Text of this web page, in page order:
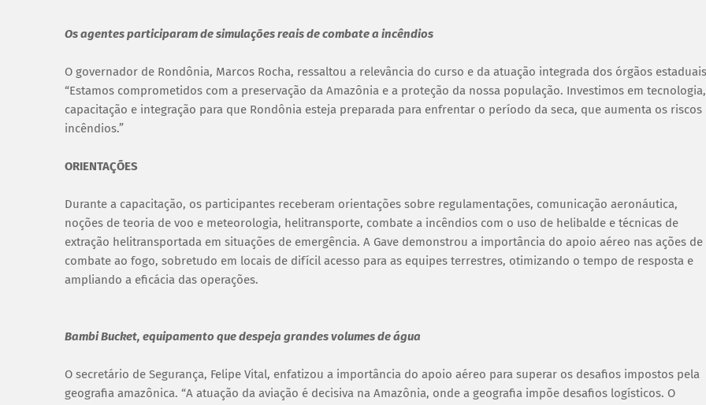
Os agentes participaram de simulações reais de combate a incêndios
O governador de Rondônia, Marcos Rocha, ressaltou a relevância do curso e da atuação integrada dos órgãos
“Estamos comprometidos com a preservação da Amazônia e a proteção da nossa população. Investimos em tecnologia,
capacitação e integração para que Rondônia esteja preparada para enfrentar o período da seca, que aumenta os riscos
incêndios.”
ORIENTAÇÕES
Durante a capacitação, os participantes receberam orientações sobre regulamentações, comunicação aeronáutica,
noções de teoria de voo e meteorologia, helitransporte, combate a incêndios com o uso de helibalde e técnicas de
extração helitransportada em situações de emergência. A Gave demonstrou a importância do apoio aéreo nas ações de
combate ao fogo, sobretudo em locais de difícil acesso para as equipes terrestres, otimizando o tempo de resposta e
ampliando a eficácia das operações.
Bambi Bucket, equipamento que despeja grandes volumes de água
O secretário de Segurança, Felipe Vital, enfatizou a importância do apoio aéreo para superar os desafios impostos pela
geografia amazônica. “A atuação da aviação é decisiva na Amazônia, onde a geografia impõe desafios logísticos. O